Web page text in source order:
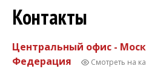
Контакты
Центральный офис -
Федерация
Смотреть на